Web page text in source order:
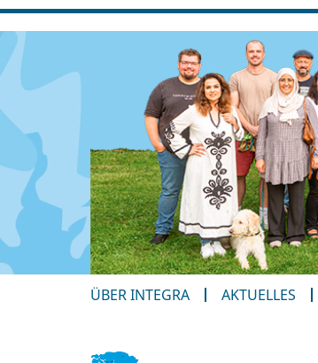
ÜBER INTEGRA AKTUELLES